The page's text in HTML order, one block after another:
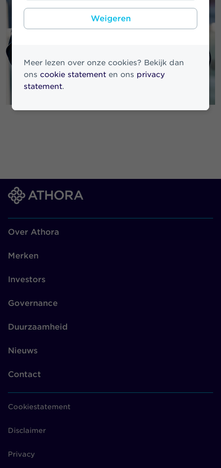
Weigeren
Meer lezen over onze cookies? Bekijk dan
ons cookie statement en ons privacy
statement.
Over Athora
Merken
Investors
Governance
Duurzaamheid
Nieuws
Contact
Cookiestatement
Disclaimer
Privacy